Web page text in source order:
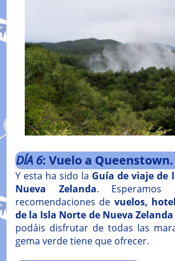
DÍA6: Vuelo a Queenstown.
Y esta ha sido la Guía de viaje de
Nueva Zelanda. Esperamos
recomendaciones de vuelos,
de la Isla Norte de Nueva Zelanda
podáis disfrutar de todas las
gema verde tiene que ofrecer.